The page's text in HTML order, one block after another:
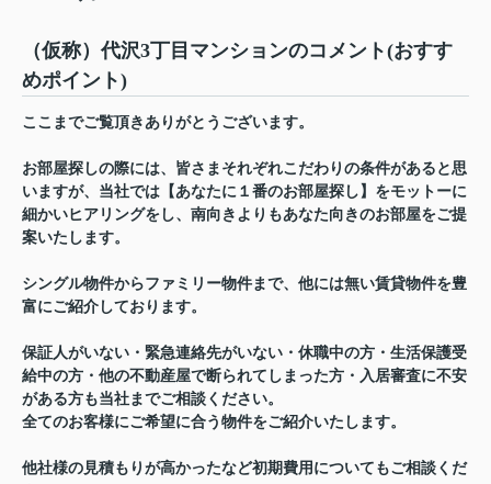
（仮称）代沢3丁目マンションのコメント(おすす
めポイント)
ここまでご覧頂きありがとうございます。
お部屋探しの際には、皆さまそれぞれこだわりの条件があると思
いますが、当社では【あなたに１番のお部屋探し】をモットーに
細かいヒアリングをし、南向きよりもあなた向きのお部屋をご提
案いたします。
シングル物件からファミリー物件まで、他には無い賃貸物件を豊
富にご紹介しております。
保証人がいない・緊急連絡先がいない・休職中の方・生活保護受
給中の方・他の不動産屋で断られてしまった方・入居審査に不安
がある方も当社までご相談ください。
全てのお客様にご希望に合う物件をご紹介いたします。
他社様の見積もりが高かったなど初期費用についてもご相談くだ